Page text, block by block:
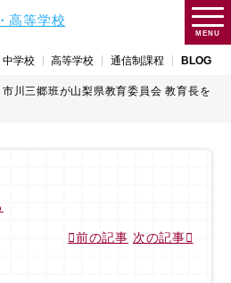
MENU
中学校 高等学校 通信制課程 BLOG
川三郷班が山梨県教育委員会 教育長を
前の記事 次の記事